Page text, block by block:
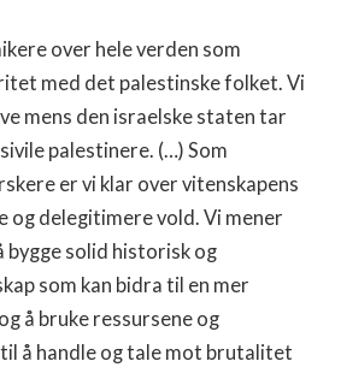
over hele verden som
med det palestinske folket. Vi
mens den israelske staten tar
palestinere. (…) Som
er vi klar over vitenskapens
og delegitimere vold. Vi mener
bygge solid historisk og
som kan bidra til en mer
å bruke ressursene og
å handle og tale mot brutalitet